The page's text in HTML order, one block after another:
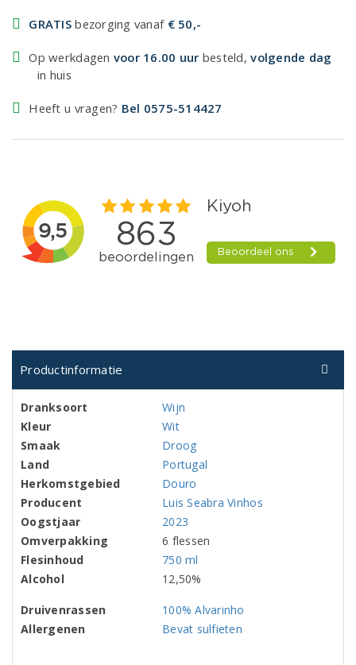
GRATIS bezorging vanaf € 50,-
Op werkdagen voor 16.00 uur besteld,volgende dag
in huis
Heeft u vragen? Bel 0575-514427
Productinformatie
Dranksoort
Wijn
Kleur
Wit
Smaak
Droog
Land
Portugal
Herkomstgebied
Douro
Producent
Luis Seabra Vinhos
Oogstjaar
2023
Omverpakking
6 flessen
Flesinhoud
750 ml
Alcohol
12,50%
Druivenrassen
100% Alvarinho
Allergenen
Bevat sulfieten